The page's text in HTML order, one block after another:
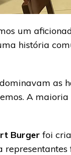
um
história
as
A
Burger foi